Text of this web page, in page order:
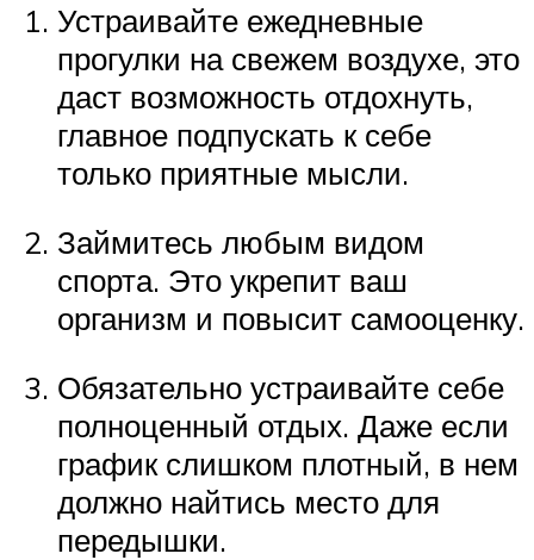
Устраивайте ежедневные
прогулки на свежем воздухе, это
даст возможность отдохнуть,
главное подпускать к себе
только приятные мысли.
Займитесь любым видом
спорта. Это укрепит ваш
организм и повысит самооценку.
Обязательно устраивайте себе
полноценный отдых. Даже если
график слишком плотный, в нем
должно найтись место для
передышки.